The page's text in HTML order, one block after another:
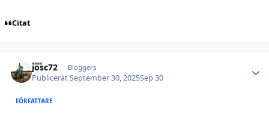
Citat
josc72 Bloggers
PubliceratSeptember 30, 2025Sep 30
FÖRFATTARE